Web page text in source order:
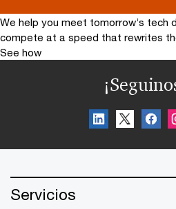
We help you meet tomorrow’s tech
compete at a speed that rewrites
See how
Servicios